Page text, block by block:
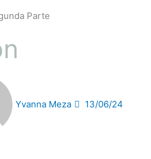
Parte
Yvanna Meza 13/06/24